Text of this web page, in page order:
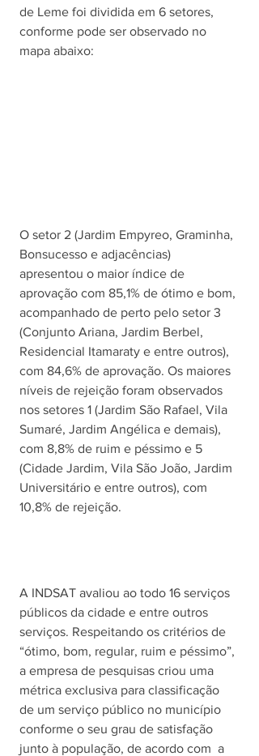
de Leme foi dividida em 6 setores,
conforme pode ser observado no
mapa abaixo:
O setor 2 (Jardim Empyreo, Graminha,
Bonsucesso e adjacências)
apresentou o maior índice de
aprovação com 85,1% de ótimo e bom,
acompanhado de perto pelo setor 3
(Conjunto Ariana, Jardim Berbel,
Residencial Itamaraty e entre outros),
com 84,6% de aprovação. Os maiores
níveis de rejeição foram observados
nos setores 1 (Jardim São Rafael, Vila
Sumaré, Jardim Angélica e demais),
com 8,8% de ruim e péssimo e 5
(Cidade Jardim, Vila São João, Jardim
Universitário e entre outros), com
10,8% de rejeição.
A INDSAT avaliou ao todo 16 serviços
públicos da cidade e entre outros
serviços. Respeitando os critérios de
“ótimo, bom, regular, ruim e péssimo”,
a empresa de pesquisas criou uma
métrica exclusiva para classificação
de um serviço público no município
conforme o seu grau de satisfação
junto à população, de acordo com  a